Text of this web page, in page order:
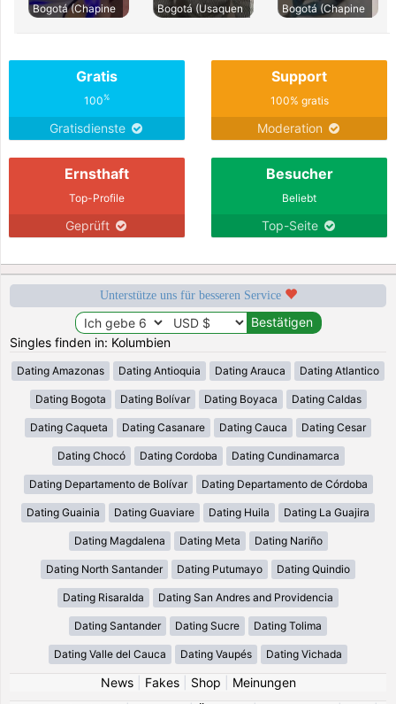
Bogotá (Chapine
Bogotá (Usaquen
Bogotá (Chapine
Gratis
100%
Gratisdienste
Support
100% gratis
Moderation
Ernsthaft
Top-Profile
Geprüft
Besucher
Beliebt
Top-Seite
Unterstütze uns für besseren Service
Singles finden in: Kolumbien
Dating Amazonas Dating Antioquia Dating Arauca Dating Atlantico
Dating Bogota Dating Bolívar Dating Boyaca Dating Caldas
Dating Caqueta Dating Casanare Dating Cauca Dating Cesar
Dating Chocó Dating Cordoba Dating Cundinamarca
Dating Departamento de Bolívar Dating Departamento de Córdoba
Dating Guainia Dating Guaviare Dating Huila Dating La Guajira
Dating Magdalena Dating Meta Dating Nariño
Dating North Santander Dating Putumayo Dating Quindio
Dating Risaralda Dating San Andres and Providencia
Dating Santander Dating Sucre Dating Tolima
Dating Valle del Cauca Dating Vaupés Dating Vichada
News| Fakes| Shop
Meinungen